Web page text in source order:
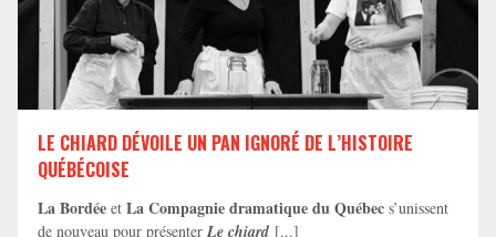
LE CHIARD DÉVOILE UN PAN IGNORÉ DE L’HISTOIRE
QUÉBÉCOISE
La Bordée et La Compagnie dramatique du Québec s’unissent
de nouveau pour présenter Le chiard [...]